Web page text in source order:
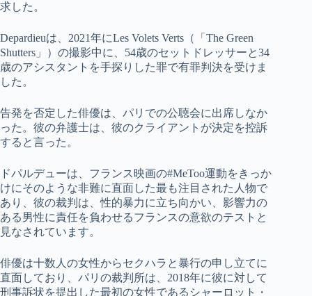
求した。
Depardieuは、2021年にLes Volets Verts（「The Green
Shutters」）の撮影中に、54歳のセットドレッサーと34
歳のアシスタントを手探りした罪で有罪判決を受けま
した。
告発を否定した俳優は、パリでの公聴会に出席しなか
った。彼の弁護士は、彼のクライアントが決定を控訴
すると言った。
ドパルデューは、フランス映画の#MeToo運動をきっか
けにそのような非難に直面した最も注目された人物で
あり、彼の裁判は、性的暴力に立ち向かい、影響力の
ある男性に責任を負わせるフランスの意欲のテストと
見なされています。
俳優は十数人の女性からセクハラと暴行の申し立てに
直面しており、パリの裁判所は、2018年に彼に対して
刑事訴状を提出した最初の女性であるシャーロット・